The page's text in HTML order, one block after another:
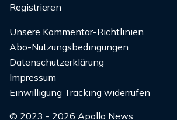
Registrieren
Unsere Kommentar-Richtlinien
Abo-Nutzungsbedingungen
Datenschutzerklärung
Impressum
Einwilligung Tracking widerrufen
© 2023 - 2026 Apollo News